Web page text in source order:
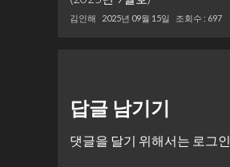
김인해 2025년 09월 15일 조회수 : 697
답글 남기기
댓글을 달기 위해서는 로그인